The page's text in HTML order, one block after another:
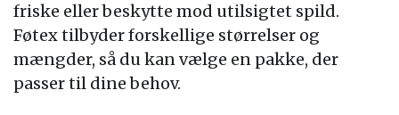
friske eller beskytte mod utilsigtet spild.
Føtex tilbyder forskellige størrelser og
mængder, så du kan vælge en pakke, der
passer til dine behov.